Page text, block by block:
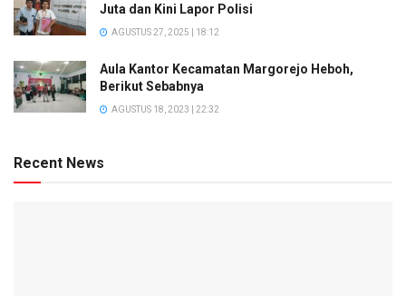
Juta dan Kini Lapor Polisi
AGUSTUS 27, 2025 | 18:12
Aula Kantor Kecamatan Margorejo Heboh,
Berikut Sebabnya
AGUSTUS 18, 2023 | 22:32
Recent News